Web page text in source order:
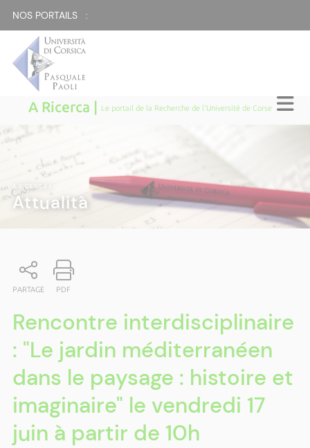
NOS PORTAILS :
A Ricerca | Le portail de la Recherche de l'Université de Corse
A RICERCA
Attualità
PARTAGE PDF
Rencontre interdisciplinaire
: "Le jardin méditerranéen
dans le paysage : histoire et
imaginaire" le vendredi 17
juin à partir de 10h